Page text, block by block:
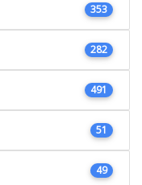
353
282
491
51
49